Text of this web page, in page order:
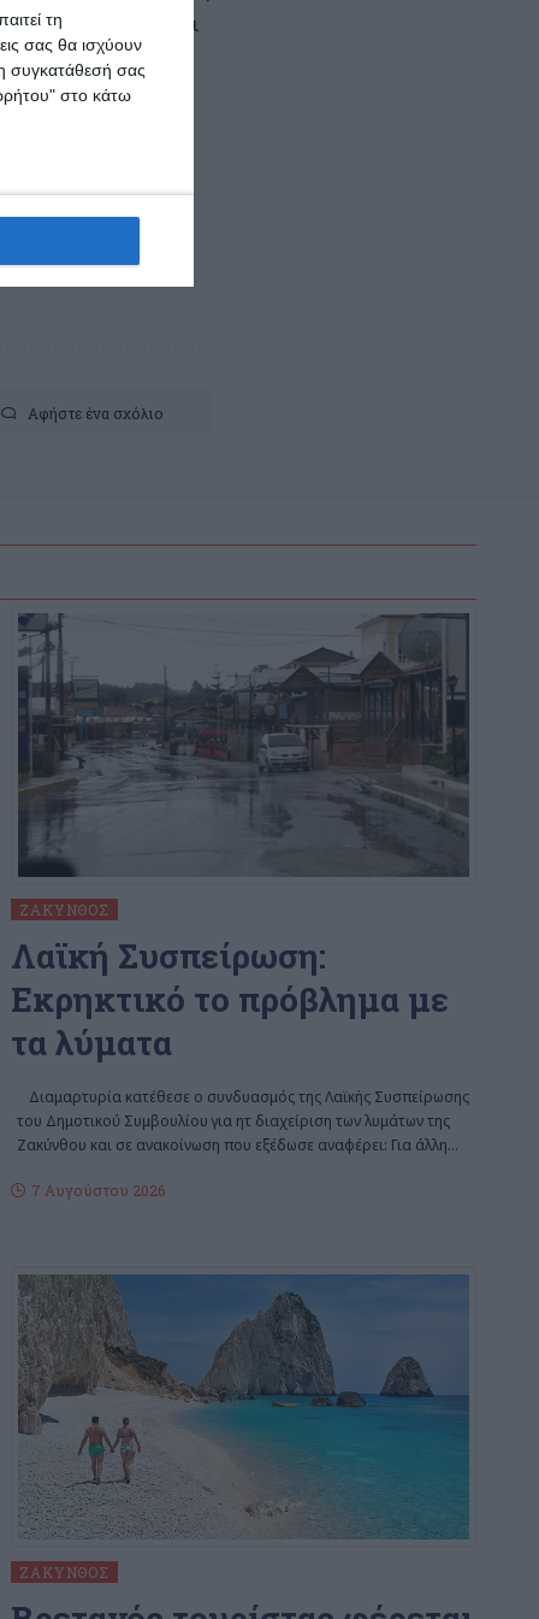
τη
σας θα ισχύουν
συγκατάθεσή σας
στο κάτω
διαψεύδεται
στο ΦΑΠ.,
Αφήστε ένα σχόλιο
ΖΆΚΥΝΘΟΣ
Λαϊκή Συσπείρωση:
Εκρηκτικό το πρόβλημα με
τα λύματα
Διαμαρτυρία κατέθεσε ο συνδυασμός της Λαϊκής Συσπείρωσης
του Δημοτικού Συμβουλίου για ητ διαχείριση των λυμάτων της
Ζακύνθου και σε ανακοίνωση που εξέδωσε αναφέρει: Για άλλη…
7 Αυγούστου 2026
ΖΆΚΥΝΘΟΣ